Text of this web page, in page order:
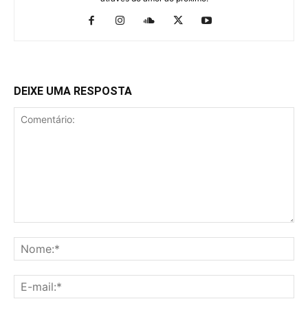
DEIXE UMA RESPOSTA